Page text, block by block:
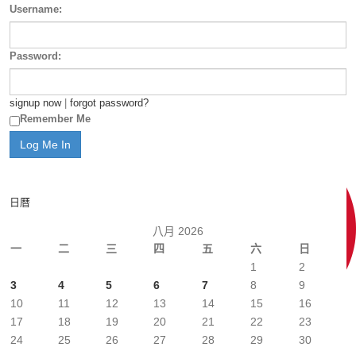
Username:
Password:
signup now| forgot password?
Remember Me
日曆
八月 2026
一
二 三 四 五 六 日
1
2
3
4 5 6 7 8
9
10
11 12 13 14 15
16
17
18 19 20 21 22
23
24
25 26 27 28 29
30